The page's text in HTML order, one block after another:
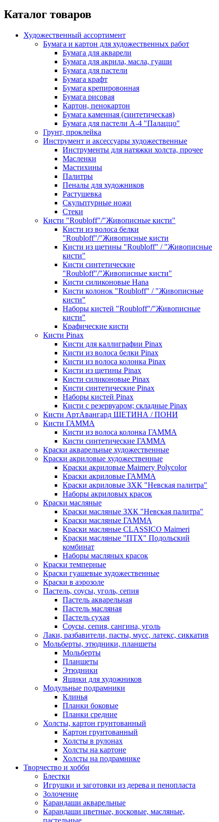
Каталог товаров
Художественный ассортимент
Бумага и картон для художественных работ
Бумага для акварели
Бумага для акрила, масла, гуаши
Бумага для пастели
Бумага крафт
Бумага крепировонная
Бумага рисовая
Картон, пенокартон
Бумага каменная (синтетическая)
Бумага для пастели А-4 "Палаццо"
Грунт, проклейка
Инструмент и аксессуары художественные
Инструменты для натяжки холста, прочее
Масленки
Мастихины
Палитры
Пеналы для художников
Растушевка
Скульптурные ножи
Стеки
Кисти "Roubloff"/"Живописные кисти"
Кисти из волоса белки
"Roubloff"/"Живописные кисти
Кисти из щетины "Roubloff" / "Живописные
кисти"
Кисти синтетические
"Roubloff"/"Живописные кисти"
Кисти силиконовые Hana
Кисти колонок "Roubloff" / "Живописные
кисти"
Наборы кистей "Roubloff"/"Живописные
кисти"
Крафические кисти
Кисти Pinax
Кисти для каллиграфии Pinax
Кисти из волоса белки Pinax
Кисти из волоса колонка Pinax
Кисти из щетины Pinax
Кисти силиконовые Pinax
Кисти синтетические Pinax
Наборы кистей Pinax
Кисти с резервуаром; складные Pinax
Кисти АртАвангард ЩЕТИНА / ПОНИ
Кисти ГАММА
Кисти из волоса колонка ГАММА
Кисти синтетические ГАММА
Краски акварельные художественные
Краски акриловые художественные
Краски акриловые Maimery Polycolor
Краски акриловые ГАММА
Краски акриловые ЗХК "Невская палитра"
Наборы акриловых красок
Краски масляные
Краски масляные ЗХК "Невская палитра"
Краски масляные ГАММА
Краски масляные CLASSICO Maimeri
Краски масляные "ПТХ" Подольский
комбинат
Наборы масляных красок
Краски темперные
Краски гуашевые художественные
Краски в аэрозоле
Пастель, соусы, уголь, сепия
Пастель акварельная
Пастель масляная
Пастель сухая
Соусы, сепия, сангина, уголь
Лаки, разбавители, пасты, мусс, латекс, сиккатив
Мольберты, этюдники, планшеты
Мольберты
Планшеты
Этюдники
Ящики для художников
Модульные подрамники
Клинья
Планки боковые
Планки средние
Холсты, картон грунтованный
Картон грунтованный
Холсты в рулонах
Холсты на картоне
Холсты на подрамнике
Творчество и хобби
Блестки
Игрушки и заготовки из дерева и пенопласта
Золочение
Карандаши акварельные
Карандаши цветные, восковые, масляные,
пастельные